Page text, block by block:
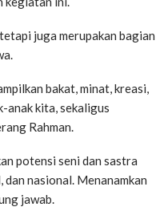
juga merupakan bagian
bakat, minat, kreasi,
anak kita, sekaligus
Rahman.
potensi seni dan sastra
nasional. Menanamkan
jawab.